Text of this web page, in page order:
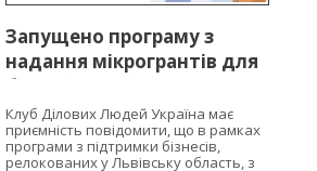
Запущено програму з
надання мікрогрантів для
бізнесів, релокованих у
Львівську область
Клуб Ділових Людей Україна має
приємність повідомити, що в рамках
програми з підтримки бізнесів,
релокованих у Львівську область, з